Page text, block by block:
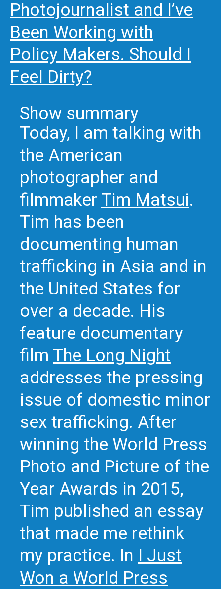
Photojournalist and I’ve
Been Working with
Policy Makers. Should I
Feel Dirty?
Show summary
Today, I am talking with
the American
photographer and
filmmaker Tim Matsui.
Tim has been
documenting human
trafficking in Asia and in
the United States for
over a decade. His
feature documentary
film The Long Night
addresses the pressing
issue of domestic minor
sex trafficking. After
winning the World Press
Photo and Picture of the
Year Awards in 2015,
Tim published an essay
that made me rethink
my practice. In I Just
Won a World Press